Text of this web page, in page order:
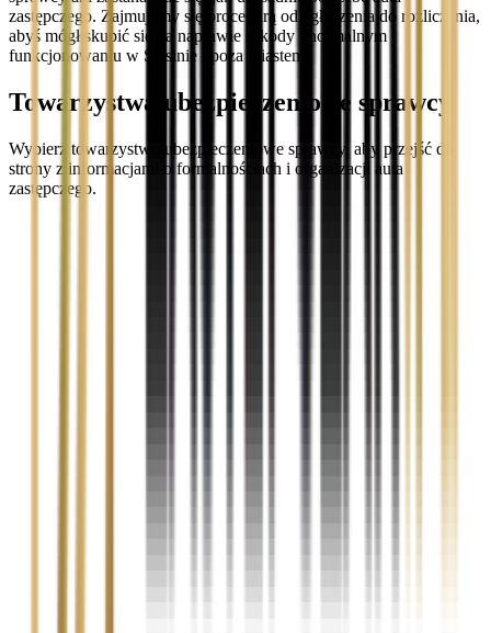
zastępczego. Zajmujemy się procedurą od zgłoszenia do rozliczenia,
abyś mógł skupić się na naprawie szkody i normalnym
funkcjonowaniu w Ślesinie i poza miastem.
Towarzystwa ubezpieczeniowe sprawcy
Wybierz towarzystwo ubezpieczeniowe sprawcy, aby przejść do
strony z informacjami o formalnościach i organizacji auta
zastępczego.